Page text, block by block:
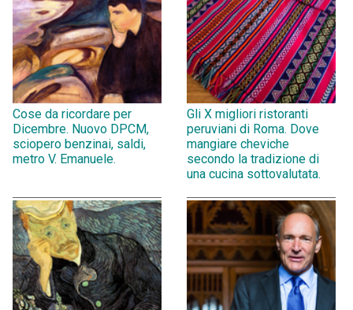
Cose da ricordare per
Dicembre. Nuovo DPCM,
sciopero benzinai, saldi,
metro V. Emanuele.
Gli X migliori ristoranti
peruviani di Roma. Dove
mangiare cheviche
secondo la tradizione di
una cucina sottovalutata.